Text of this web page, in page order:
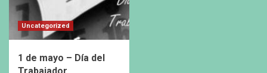
Uncategorized
1 de mayo – Día del